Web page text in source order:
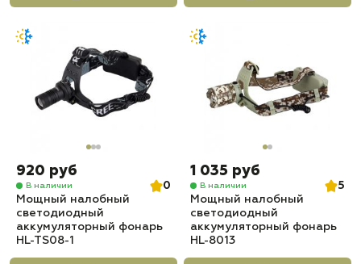
920 руб
В наличии
0
Мощный налобный
светодиодный
аккумуляторный фонарь
HL-TS08-1
1 035 руб
В наличии
5
Мощный налобный
светодиодный
аккумуляторный фонарь
HL-8013